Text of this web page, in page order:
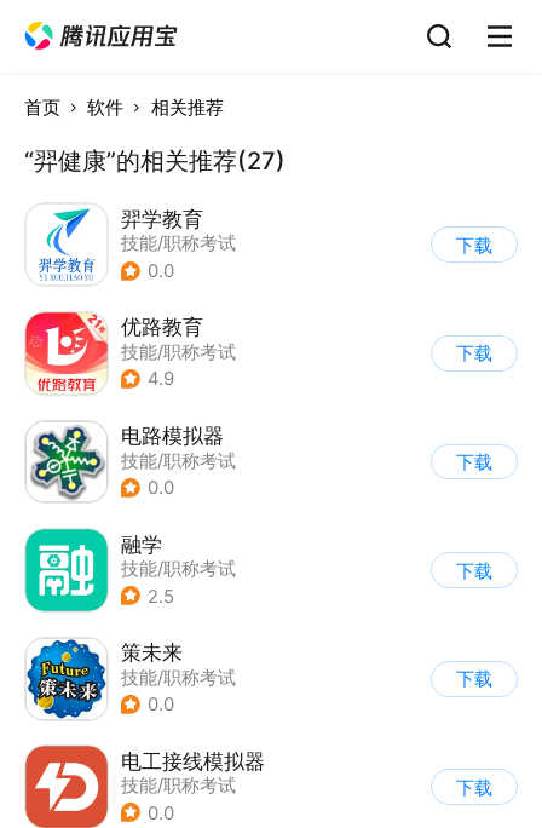
首页 软件 相关推荐
“羿健康”的相关推荐(27)
羿学教育
技能/职称考试
0.0
下载
优路教育
技能/职称考试
4.9
下载
电路模拟器
技能/职称考试
0.0
下载
融学
技能/职称考试
2.5
下载
策未来
技能/职称考试
0.0
下载
电工接线模拟器
技能/职称考试
0.0
下载